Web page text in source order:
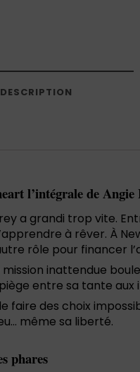
DESCRIPTION
l’intégrale de Angie
a grandi trop vite.
à rêver. À
rôle pour financer
mission inattendue
entre sa tante aux
faire des choix
même sa liberté.
phares